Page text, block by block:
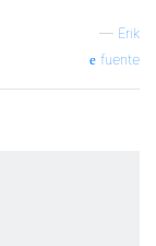
— Erik
fuente